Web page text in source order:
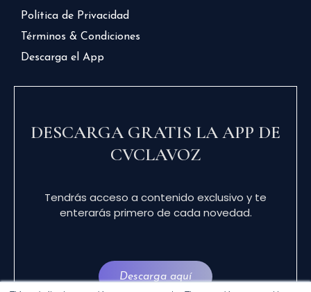
Política de Privacidad
Términos & Condiciones
Descarga el App
DESCARGA GRATIS LA APP DE
CVCLAVOZ
Tendrás acceso a contenido exclusivo y te
enterarás primero de cada novedad.
Descarga aquí